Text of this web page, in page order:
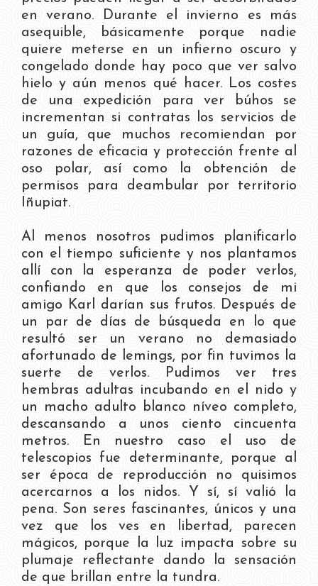
en verano. Durante el invierno es más
asequible, básicamente porque nadie
quiere meterse en un infierno oscuro y
congelado donde hay poco que ver salvo
hielo y aún menos qué hacer. Los costes
de una expedición para ver búhos se
incrementan si contratas los servicios de
un guía, que muchos recomiendan por
razones de eficacia y protección frente al
oso polar, así como la obtención de
permisos para deambular por territorio
Iñupiat.
Al menos nosotros pudimos planificarlo
con el tiempo suficiente y nos plantamos
allí con la esperanza de poder verlos,
confiando en que los consejos de mi
amigo Karl darían sus frutos. Después de
un par de días de búsqueda en lo que
resultó ser un verano no demasiado
afortunado de lemings, por fin tuvimos la
suerte de verlos. Pudimos ver tres
hembras adultas incubando en el nido y
un macho adulto blanco níveo completo,
descansando a unos ciento cincuenta
metros. En nuestro caso el uso de
telescopios fue determinante, porque al
ser época de reproducción no quisimos
acercarnos a los nidos. Y sí, sí valió la
pena. Son seres fascinantes, únicos y una
vez que los ves en libertad, parecen
mágicos, porque la luz impacta sobre su
plumaje reflectante dando la sensación
de que brillan entre la tundra.